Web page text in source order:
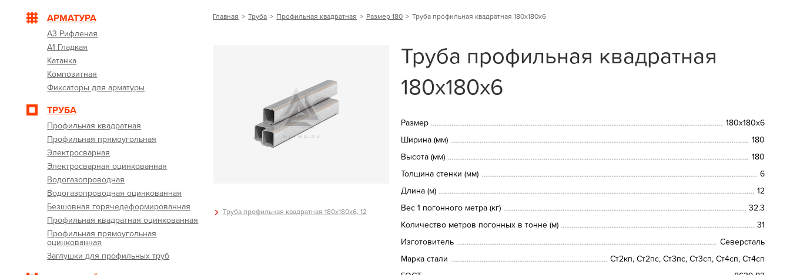
АРМАТУРА
А3 Рифленая
А1 Гладкая
Катанка
Композитная
Фиксаторы для арматуры
ТРУБА
Профильная квадратная
Профильная прямоугольная
Электросварная
Электросварная оцинкованная
Водогазопроводная
Водогазопроводная оцинкованная
Безшовная горячедеформированная
Профильная квадратная оцинкованная
Профильная прямоугольная
оцинкованная
Заглушки для профильных труб
Главная Труба Профильная квадратная Размер 180 Труба профильная квадратная 180х180х6
Труба профильная квадратная 180х180х6, 12
Труба профильная квадратная
180х180х6
Размер
180х180х6
Ширина (мм)
180
Высота (мм)
180
Толщина стенки (мм)
6
Длина (м)
12
Вес 1 погонного метра (кг)
32.3
Количество метров погонных в тонне (м)
31
Изготовитель
Северсталь
Марка стали
Ст2кп, Ст2пс, Ст3пс, Ст3сп, Ст4сп, Ст4сп